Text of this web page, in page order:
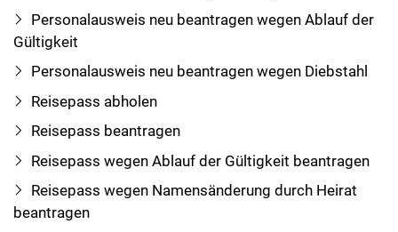
Personalausweis neu beantragen wegen Ablauf der
Gültigkeit
Personalausweis neu beantragen wegen Diebstahl
Reisepass abholen
Reisepass beantragen
Reisepass wegen Ablauf der Gültigkeit beantragen
Reisepass wegen Namensänderung durch Heirat
beantragen